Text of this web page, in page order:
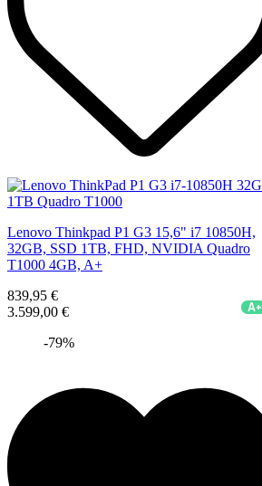
Lenovo Thinkpad P1 G3 15,6" i7 10850H,
32GB, SSD 1TB, FHD, NVIDIA Quadro
T1000 4GB, A+
839,95 €
3.599,00 €
A+
-79%